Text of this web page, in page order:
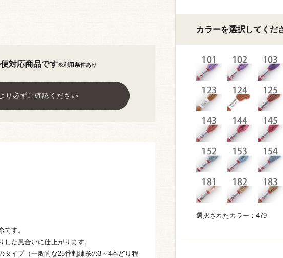
対応商品です※利用条件あり
り必ずご確認ください
です。
た風合いに仕上がります。
タイプ（一般的な25番刺繍糸の3～4本どり程
カラーを選択してくだ
選択されたカラー：479